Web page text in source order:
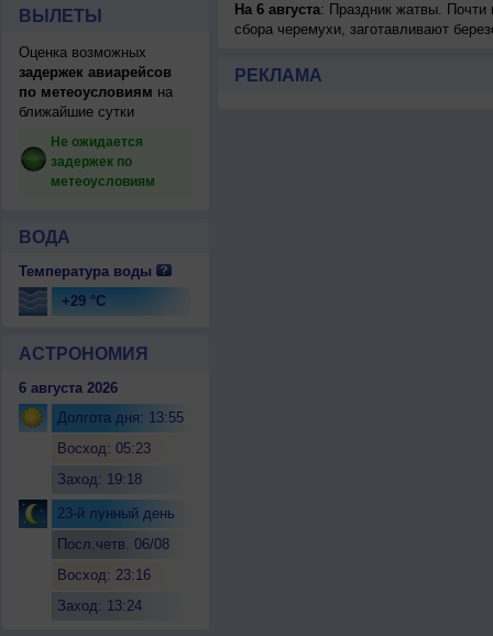
ВЫЛЕТЫ
Оценка возможных
задержек авиарейсов
по метеоусловиям на
ближайшие сутки
Не ожидается
задержек по
метеоусловиям
ВОДА
Температура воды
+29 °C
АСТРОНОМИЯ
6 августа 2026
Долгота дня: 13:55
Восход: 05:23
Заход: 19:18
23-й лунный день
Посл.четв. 06/08
Восход: 23:16
Заход: 13:24
На 6 августа: Праздник жатвы. Почти
сбора черемухи, заготавливают
РЕКЛАМА